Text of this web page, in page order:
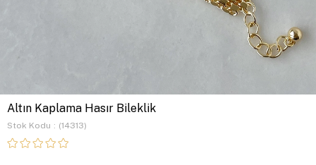
Altın Kaplama Hasır Bileklik
Stok Kodu (14313)